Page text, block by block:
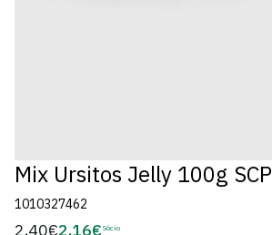
Mix Ursitos Jelly 100g SCP
1010327462
Preço
2,40€2,16€ Sócio